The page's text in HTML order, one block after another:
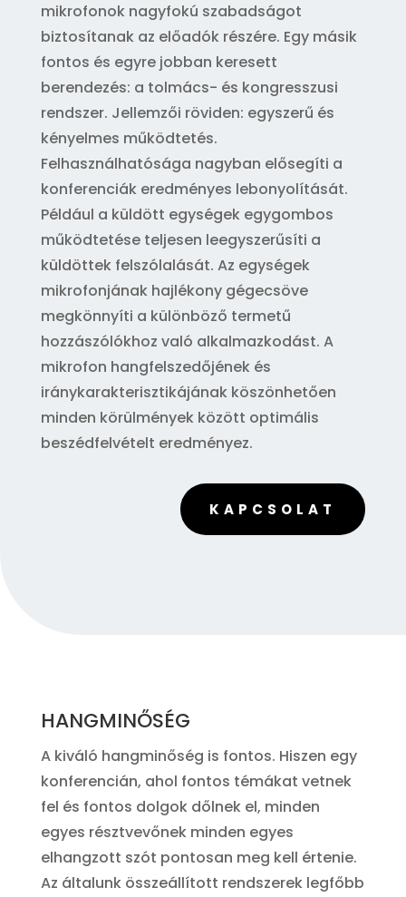
mikrofonok nagyfokú szabadságot
biztosítanak az előadók részére. Egy másik
fontos és egyre jobban keresett
berendezés: a tolmács- és kongresszusi
rendszer. Jellemzői röviden: egyszerű és
kényelmes működtetés.
Felhasználhatósága nagyban elősegíti a
konferenciák eredményes lebonyolítását.
Például a küldött egységek egygombos
működtetése teljesen leegyszerűsíti a
küldöttek felszólalását. Az egységek
mikrofonjának hajlékony gégecsöve
megkönnyíti a különböző termetű
hozzászólókhoz való alkalmazkodást. A
mikrofon hangfelszedőjének és
iránykarakterisztikájának köszönhetően
minden körülmények között optimális
beszédfelvételt eredményez.
KAPCSOLAT
HANGMINŐSÉG
A kiváló hangminőség is fontos. Hiszen egy
konferencián, ahol fontos témákat vetnek
fel és fontos dolgok dőlnek el, minden
egyes résztvevőnek minden egyes
elhangzott szót pontosan meg kell értenie.
Az általunk összeállított rendszerek legfőbb